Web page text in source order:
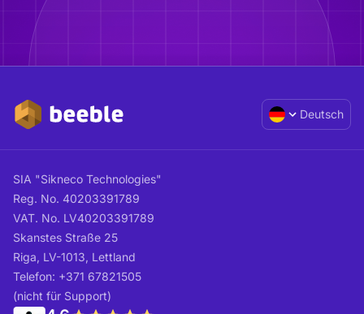
Deutsch
SIA "Sikneco Technologies"
Reg. No. 40203391789
VAT. No. LV40203391789
Skanstes Straße 25
Riga, LV-1013, Lettland
Telefon: +371 67821505
(nicht für Support)